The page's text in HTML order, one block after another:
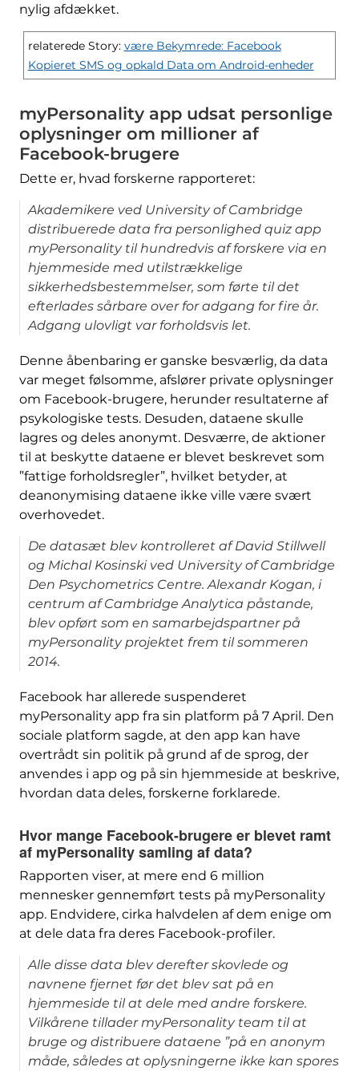
nylig afdækket.
relaterede Story: være Bekymrede: Facebook
Kopieret SMS og opkald Data om Android-enheder
myPersonality app udsat personlige
oplysninger om millioner af
Facebook-brugere
Dette er, hvad forskerne rapporteret:
Akademikere ved University of Cambridge
distribuerede data fra personlighed quiz app
myPersonality til hundredvis af forskere via en
hjemmeside med utilstrækkelige
sikkerhedsbestemmelser, som førte til det
efterlades sårbare over for adgang for fire år.
Adgang ulovligt var forholdsvis let.
Denne åbenbaring er ganske besværlig, da data
var meget følsomme, afslører private oplysninger
om Facebook-brugere, herunder resultaterne af
psykologiske tests. Desuden, dataene skulle
lagres og deles anonymt. Desværre, de aktioner
til at beskytte dataene er blevet beskrevet som
”fattige forholdsregler”, hvilket betyder, at
deanonymising dataene ikke ville være svært
overhovedet.
De datasæt blev kontrolleret af David Stillwell
og Michal Kosinski ved University of Cambridge
Den Psychometrics Centre. Alexandr Kogan, i
centrum af Cambridge Analytica påstande,
blev opført som en samarbejdspartner på
myPersonality projektet frem til sommeren
2014.
Facebook har allerede suspenderet
myPersonality app fra sin platform på 7 April. Den
sociale platform sagde, at den app kan have
overtrådt sin politik på grund af de sprog, der
anvendes i app og på sin hjemmeside at beskrive,
hvordan data deles, forskerne forklarede.
Hvor mange Facebook-brugere er blevet ramt
af myPersonality samling af data?
Rapporten viser, at mere end 6 million
mennesker gennemført tests på myPersonality
app. Endvidere, cirka halvdelen af ​​dem enige om
at dele data fra deres Facebook-profiler.
Alle disse data blev derefter skovlede og
navnene fjernet før det blev sat på en
hjemmeside til at dele med andre forskere.
Vilkårene tillader myPersonality team til at
bruge og distribuere dataene ”på en anonym
måde, således at oplysningerne ikke kan spores